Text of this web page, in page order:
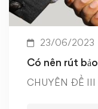
23/06/2023
Có nên rút
CHUYÊN ĐỀ III